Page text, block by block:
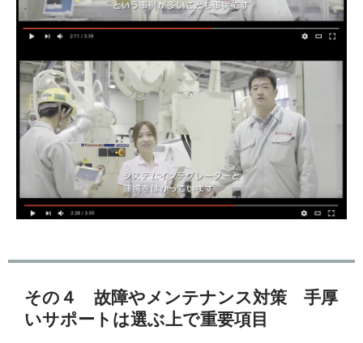
その４ 故障やメンテナンス対策 手厚
いサポートは選ぶ上で重要項目